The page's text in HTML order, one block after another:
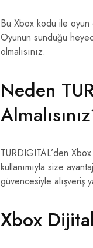
Bu Xbox kodu ile
Oyunun sunduğu
olmalısınız.
Neden
TURDIGITAL’den
kullanımıyla size
güvencesiyle alışveriş
Xbox